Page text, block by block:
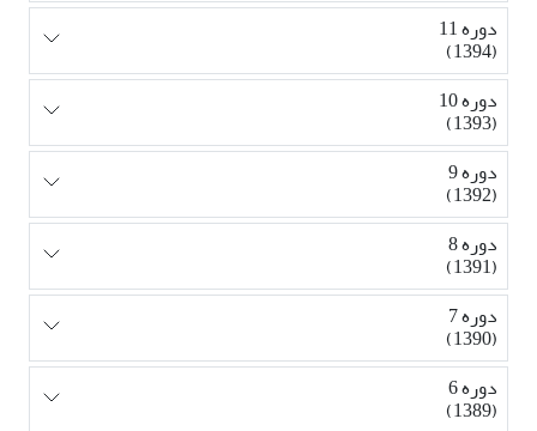
دوره 11
(1394)
دوره 10
(1393)
دوره 9
(1392)
دوره 8
(1391)
دوره 7
(1390)
دوره 6
(1389)